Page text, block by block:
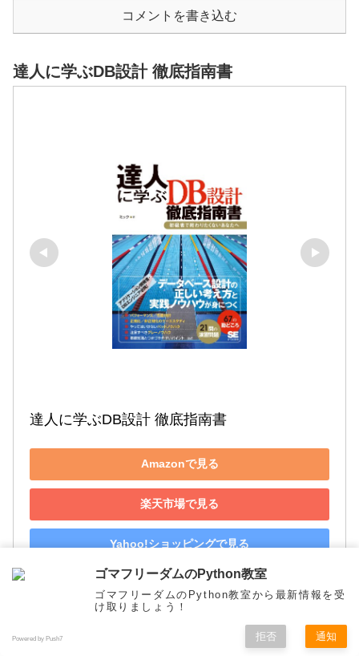
コメントを書き込む
達人に学ぶDB設計 徹底指南書
達人に学ぶDB設計 徹底指南書
Amazonで見る
楽天市場で見る
Yahoo!ショッピングで見る
最短コースでわかる ディープラーニングの
トップ サイドバー
ゴマフリーダムのPython教室
ゴマフリーダムのPython教室から最新情報を受
け取りましょう！
Powered by Push7 拒否 通知